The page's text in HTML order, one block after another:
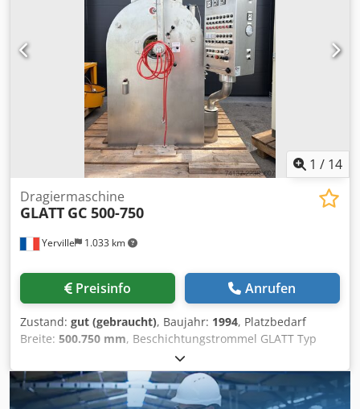
1 / 14
Yerville 1.033 km
Dragiermaschine
GLATT GC 500-750
Preisinfo Anrufen
Zustand: gut (gebraucht), Baujahr: 1994, Platzbedarf
Breite: 500.750 mm, Beschichtungstrommel GLATT Typ
Beschichter GC 750/500 aus dem Jahr 1994 mit
austauschbarer Trommel in explosionsgeschützter
Ausführung Csdpfxszmvqis Amgerf Prozessausrüstung